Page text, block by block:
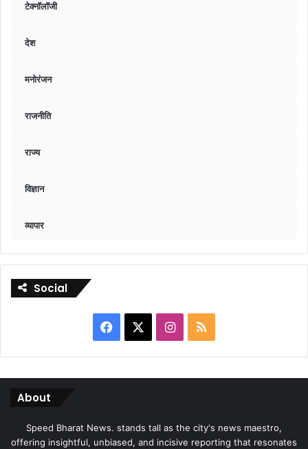
टेक्नॉलॉजी
देश
मनोरंजन
राजनीति
राज्य
विज्ञान
व्यापार
Social
Facebook Instagram
RSS
About
Speed Bharat News. stands tall as the city's news maestro,
offering insightful, unbiased, and incisive reporting that resonates